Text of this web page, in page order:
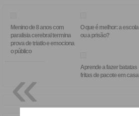
Menino de 8 anos com
paralisia cerebral termina
prova de triatlo e emociona
o público
O que é melhor: a escola
ou a prisão?
Aprende a fazer batatas
fritas de pacote em casa
«